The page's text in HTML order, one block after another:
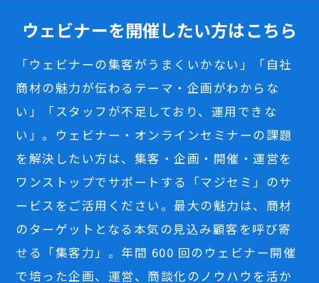
ウェビナーを開催したい方はこちら
「ウェビナーの集客がうまくいかない」「自社
商材の魅力が伝わるテーマ・企画がわからな
い」「スタッフが不足しており、運用できな
い」。ウェビナー・オンラインセミナーの課題
を解決したい方は、集客・企画・開催・運営を
ワンストップでサポートする「マジセミ」のサ
ービスをご活用ください。最大の魅力は、商材
のターゲットとなる本気の見込み顧客を呼び寄
せる「集客力」。年間 600 回のウェビナー開催
で培った企画、運営、商談化のノウハウを活か